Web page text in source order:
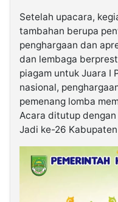
Setelah upacara,
tambahan berupa
penghargaan dan
dan lembaga
piagam untuk Juara I
nasional,
pemenang lomba
Acara ditutup
Jadi ke-26 Kabupaten